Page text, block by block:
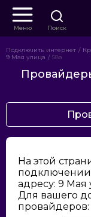
Меню Поиск
Подключить интернет
9 Мая улица
58а
На этой
подключении
адресу: 9 Мая
Для вашего
провайдеров: